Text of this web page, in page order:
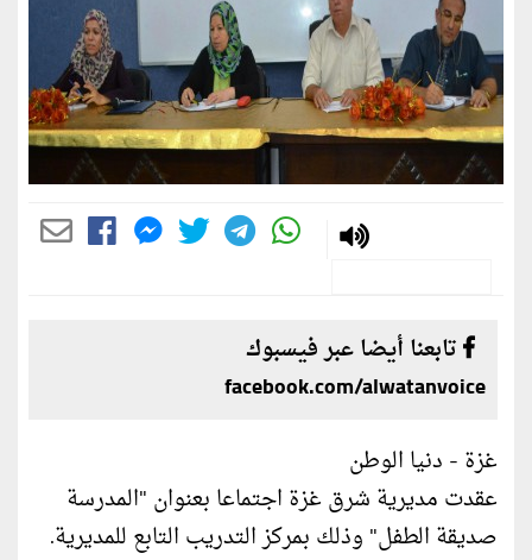
تابعنا أيضا عبر فيسبوك
facebook.com/alwatanvoice
غزة - دنيا الوطن
عقدت مديرية شرق غزة اجتماعا بعنوان "المدرسة
صديقة الطفل" وذلك بمركز التدريب التابع للمديرية.